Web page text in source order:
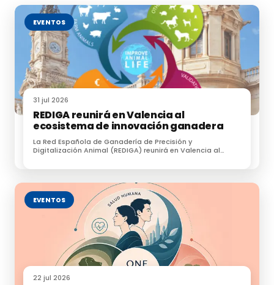
EVENTOS
31 jul 2026
REDIGA reunirá en Valencia al
ecosistema de innovación ganadera
La Red Española de Ganadería de Precisión y
Digitalización Animal (REDIGA) reunirá en Valencia al
EVENTOS
22 jul 2026